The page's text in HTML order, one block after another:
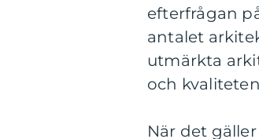
efterfrågan
antalet
utmärkta
och
När det